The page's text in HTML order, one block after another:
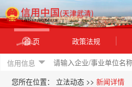
首 页 政策法规
信用信息
您所在位置： 立法动态 >> 新闻详情